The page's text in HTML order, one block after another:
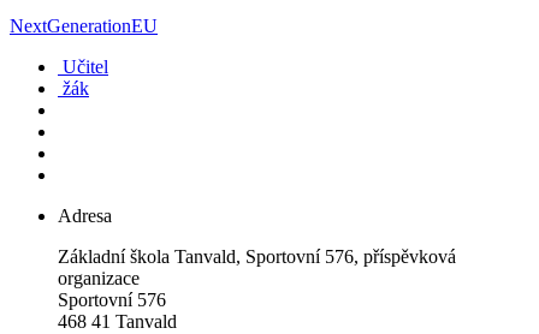
NextGenerationEU
Učitel
žák
Adresa
Základní škola Tanvald, Sportovní 576, příspěvková
organizace
Sportovní 576
468 41 Tanvald